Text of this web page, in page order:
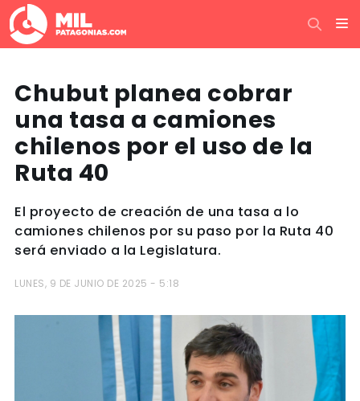
Chubut planea cobrar
una tasa a camiones
chilenos por el uso de la
Ruta 40
El proyecto de creación de una tasa a lo
camiones chilenos por su paso por la Ruta 40
será enviado a la Legislatura.
LUNES, 9 DE JUNIO DE 2025 - 5:18